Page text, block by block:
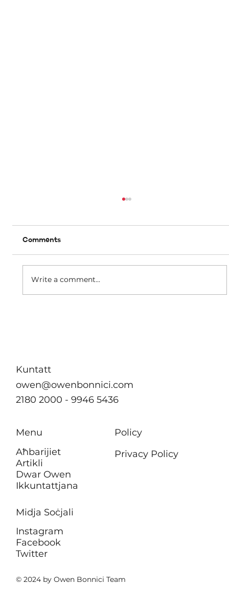
Comments
Write a comment...
© 2024 by Owen Bonnici Team
Kuntatt
owen@owenbonnici.com
2180 2000 - 9946 5436
Menu
Aħbarijiet
Artikli
Dwar Owen
Ikkuntattjana
Policy
Privacy Policy
Midja Soċjali
Instagram
Facebook
Twitter